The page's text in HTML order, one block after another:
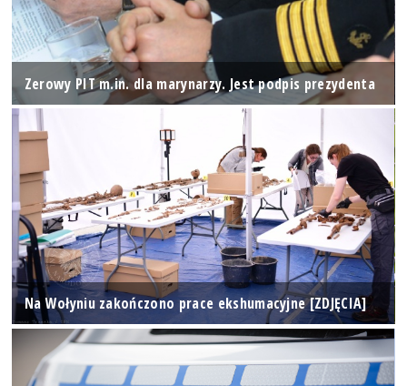
Zerowy PIT m.in. dla marynarzy. Jest podpis prezydenta
Na Wołyniu zakończono prace ekshumacyjne [ZDJĘCIA]